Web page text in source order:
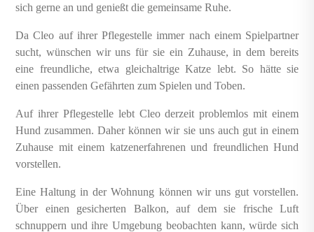
sich gerne an und genießt die gemeinsame Ruhe.
Da Cleo auf ihrer Pflegestelle immer nach einem Spielpartner
sucht, wünschen wir uns für sie ein Zuhause, in dem bereits
eine freundliche, etwa gleichaltrige Katze lebt. So hätte sie
einen passenden Gefährten zum Spielen und Toben.
Auf ihrer Pflegestelle lebt Cleo derzeit problemlos mit einem
Hund zusammen. Daher können wir sie uns auch gut in einem
Zuhause mit einem katzenerfahrenen und freundlichen Hund
vorstellen.
Eine Haltung in der Wohnung können wir uns gut vorstellen.
Über einen gesicherten Balkon, auf dem sie frische Luft
schnuppern und ihre Umgebung beobachten kann, würde sich